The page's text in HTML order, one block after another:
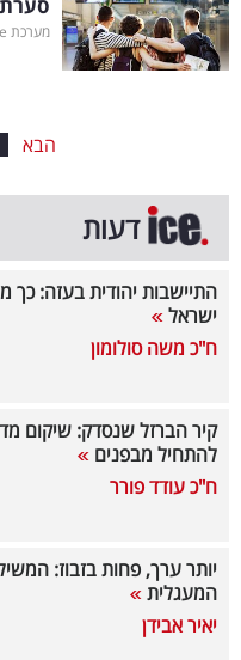
תיירות
המילון
הכלכלי
פודקאסט
40
מערכת ice
הבא
דעות
התיישבות יהודית בעזה: כך
ישראל
ח"כ משה סולומון
קיר הברזל שנסדק: שיקום
להתחיל מבפנים
ח"כ עודד פורר
יותר ערך, פחות בזבוז:
המעגלית
יאיר אבידן